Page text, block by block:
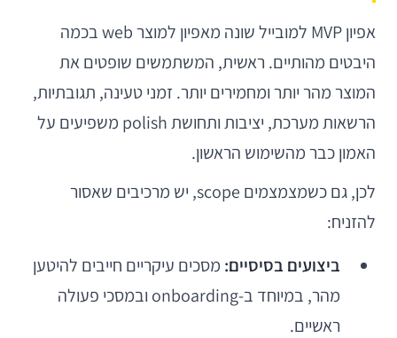
אפיון MVP למובייל שונה מאפיון למוצר web בכמה
היבטים מהותיים. ראשית, המשתמשים שופטים את
המוצר מהר יותר ומחמירים יותר. זמני טעינה, תגובתיות,
הרשאות מערכת, יציבות ותחושת polish משפיעים על
האמון כבר מהשימוש הראשון.
לכן, גם כשמצמצמים scope, יש מרכיבים שאסור
להזניח:
ביצועים בסיסיים: מסכים עיקריים חייבים להיטען
מהר, במיוחד ב-onboarding ובמסכי פעולה
ראשיים.